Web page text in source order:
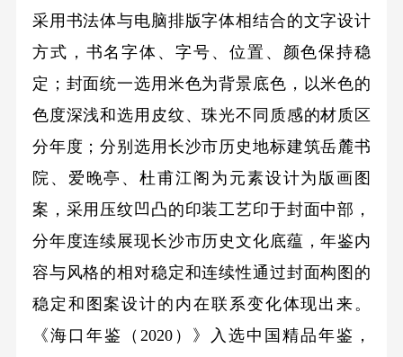
采用书法体与电脑排版字体相结合的文字设计
方式，书名字体、字号、位置、颜色保持稳
定；封面统一选用米色为背景底色，以米色的
色度深浅和选用皮纹、珠光不同质感的材质区
分年度；分别选用长沙市历史地标建筑岳麓书
院、爱晚亭、杜甫江阁为元素设计为版画图
案，采用压纹凹凸的印装工艺印于封面中部，
分年度连续展现长沙市历史文化底蕴，年鉴内
容与风格的相对稳定和连续性通过封面构图的
稳定和图案设计的内在联系变化体现出来。
《海口年鉴（2020）》入选中国精品年鉴，